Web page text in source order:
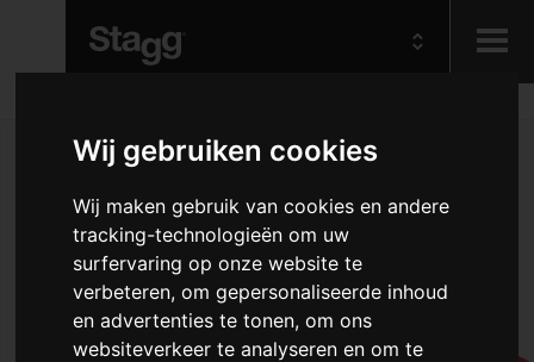
Wij gebruiken cookies
Wij maken gebruik van cookies en andere
tracking-technologieën om uw
surfervaring op onze website te
verbeteren, om gepersonaliseerde inhoud
en advertenties te tonen, om ons
websiteverkeer te analyseren en om te
Audio &
Lighting